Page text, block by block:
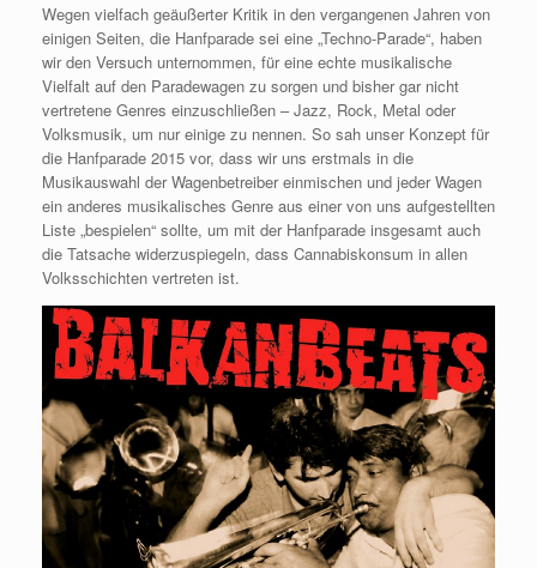
Wegen vielfach geäußerter Kritik in den vergangenen Jahren von
einigen Seiten, die Hanfparade sei eine „Techno-Parade“, haben
wir den Versuch unternommen, für eine echte musikalische
Vielfalt auf den Paradewagen zu sorgen und bisher gar nicht
vertretene Genres einzuschließen – Jazz, Rock, Metal oder
Volksmusik, um nur einige zu nennen. So sah unser Konzept für
die Hanfparade 2015 vor, dass wir uns erstmals in die
Musikauswahl der Wagenbetreiber einmischen und jeder Wagen
ein anderes musikalisches Genre aus einer von uns aufgestellten
Liste „bespielen“ sollte, um mit der Hanfparade insgesamt auch
die Tatsache widerzuspiegeln, dass Cannabiskonsum in allen
Volksschichten vertreten ist.